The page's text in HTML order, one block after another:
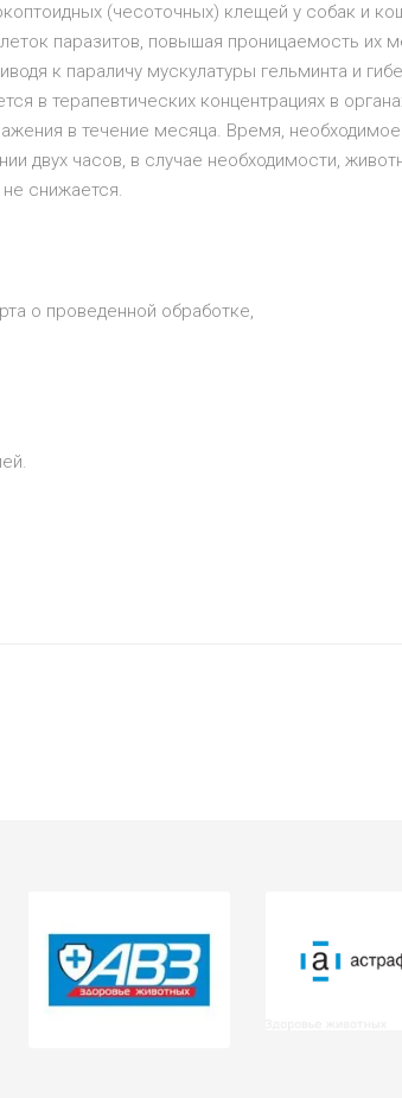
(чесоточных) клещей у собак и
паразитов, повышая проницаемость их
к параличу мускулатуры гельминта и
в терапевтических концентрациях в
в течение месяца. Время,
двух часов, в случае необходимости,
снижается.
о проведенной обработке,